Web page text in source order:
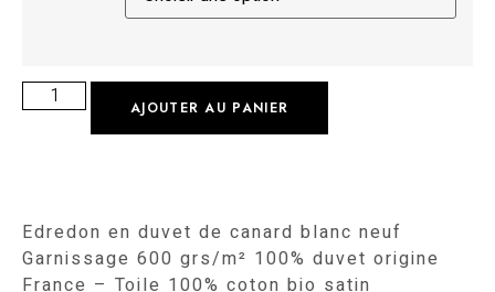
AJOUTER AU PANIER
Edredon en duvet de canard blanc neuf
Garnissage 600 grs/m² 100% duvet origine
France – Toile 100% coton bio satin